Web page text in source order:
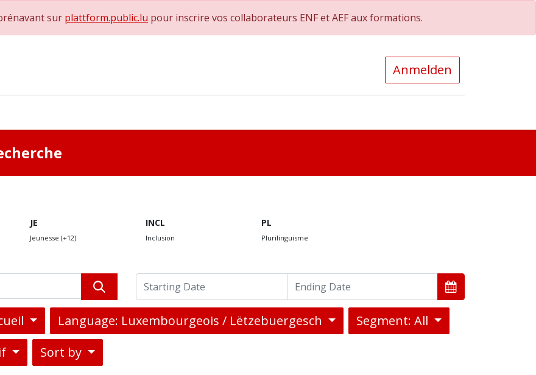
sur plattform.public.lu pour inscrire vos collaborateurs ENF et AEF aux formations.
Anmelden
JE
Jeunesse (+12)
INCL
Inclusion
PL
Plurilinguisme
Language: Luxembourgeois / Lëtzebuergesch
Segment: All
Sort by